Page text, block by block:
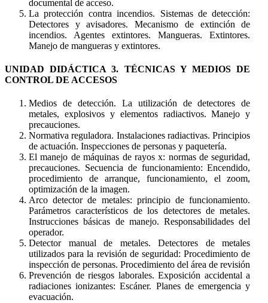
documental de acceso.
La protección contra incendios. Sistemas de detección:
Detectores y avisadores. Mecanismo de extinción de
incendios. Agentes extintores. Mangueras. Extintores.
Manejo de mangueras y extintores.
UNIDAD DIDÁCTICA 3. TÉCNICAS Y MEDIOS DE
CONTROL DE ACCESOS
Medios de detección. La utilización de detectores de
metales, explosivos y elementos radiactivos. Manejo y
precauciones.
Normativa reguladora. Instalaciones radiactivas. Principios
de actuación. Inspecciones de personas y paquetería.
El manejo de máquinas de rayos x: normas de seguridad,
precauciones. Secuencia de funcionamiento: Encendido,
procedimiento de arranque, funcionamiento, el zoom,
optimización de la imagen.
Arco detector de metales: principio de funcionamiento.
Parámetros característicos de los detectores de metales.
Instrucciones básicas de manejo. Responsabilidades del
operador.
Detector manual de metales. Detectores de metales
utilizados para la revisión de seguridad: Procedimiento de
inspección de personas. Procedimiento del área de revisión
Prevención de riesgos laborales. Exposición accidental a
radiaciones ionizantes: Escáner. Planes de emergencia y
evacuación.